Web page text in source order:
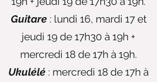
Guitare: lundi 16, mardi 17 et
jeudi 19 de 17h30 à 19h +
mercredi 18 de 17h à 19h.
Ukulélé : mercredi 18 de 17h à